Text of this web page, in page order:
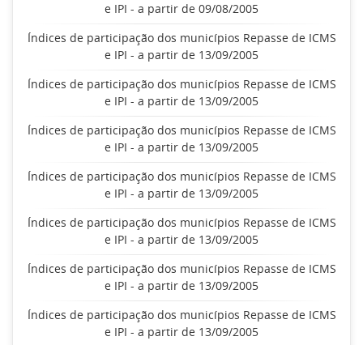
e IPI - a partir de 09/08/2005
Índices de participação dos municípios Repasse de ICMS
e IPI - a partir de 13/09/2005
Índices de participação dos municípios Repasse de ICMS
e IPI - a partir de 13/09/2005
Índices de participação dos municípios Repasse de ICMS
e IPI - a partir de 13/09/2005
Índices de participação dos municípios Repasse de ICMS
e IPI - a partir de 13/09/2005
Índices de participação dos municípios Repasse de ICMS
e IPI - a partir de 13/09/2005
Índices de participação dos municípios Repasse de ICMS
e IPI - a partir de 13/09/2005
Índices de participação dos municípios Repasse de ICMS
e IPI - a partir de 13/09/2005